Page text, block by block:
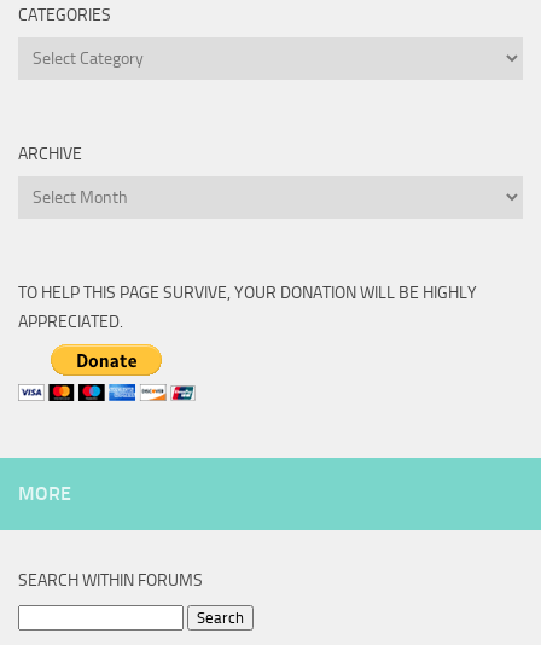
CATEGORIES
Categories
ARCHIVE
Archive
TO HELP THIS PAGE SURVIVE, YOUR DONATION WILL BE HIGHLY
APPRECIATED.
MORE
SEARCH WITHIN FORUMS